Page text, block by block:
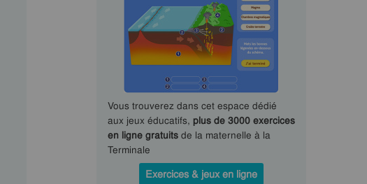
Vous trouverez dans cet espace dédié
aux jeux éducatifs, plus de 3000 exercices
en ligne gratuitsde la maternelle à la
Terminale
Exercices & jeux en ligne